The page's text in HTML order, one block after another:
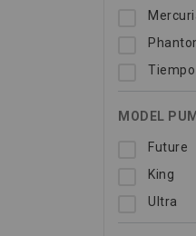
Tiempo
MODEL
Future
King
Ultra